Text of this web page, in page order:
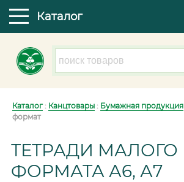
Каталог
Каталог: Канцтовары : Бумажная продукция
формат
ТЕТРАДИ МАЛОГО
ФОРМАТА А6, А7